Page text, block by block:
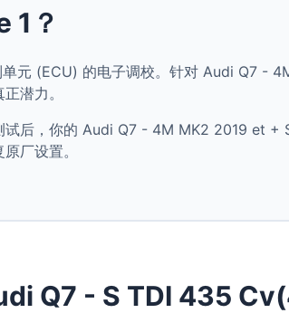
1？
单元 (ECU) 的电子调校。针对 Audi Q7 -
潜力。
试后，你的 Audi Q7 - 4M MK2 2019 et
厂设置。
Q7 - S TDI 435